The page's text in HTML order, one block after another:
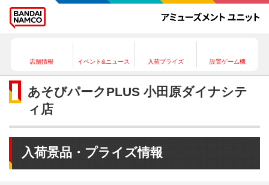
店舗情報 イベント&ニュース 入荷プライズ 設置ゲーム機
あそびパークPLUS 小田原ダイナシテ
ィ店
入荷景品・プライズ情報